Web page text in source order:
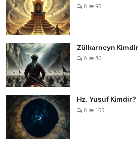
0 90
Zülkarneyn Kimdir
0 86
Hz. Yusuf Kimdir?
0 105